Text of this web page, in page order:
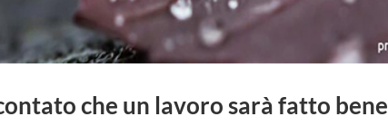
che un lavoro sarà fatto bene